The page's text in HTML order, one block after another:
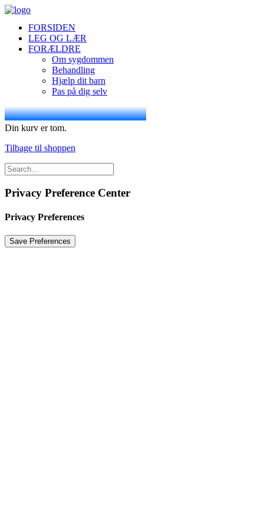
FORSIDEN
LEG OG LÆR
FORÆLDRE
Om sygdommen
Behandling
Hjælp dit barn
Pas på dig selv
Din kurv er tom.
Tilbage til shoppen
Privacy Preference Center
Privacy Preferences